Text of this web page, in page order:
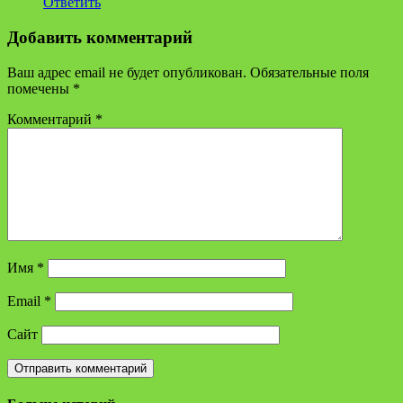
Добавить комментарий
Ваш адрес email не будет опубликован. Обязательные поля
помечены *
Комментарий *
Имя *
Email *
Сайт